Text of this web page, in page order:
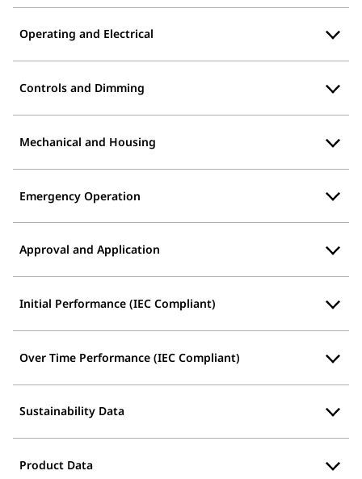
Operating and Electrical
Controls and Dimming
Mechanical and Housing
Emergency Operation
Approval and Application
Initial Performance (IEC Compliant)
Over Time Performance (IEC Compliant)
Sustainability Data
Product Data